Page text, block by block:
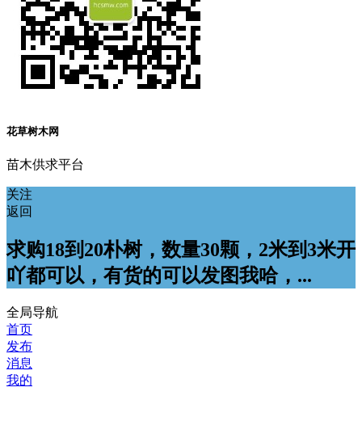
花草树木网
苗木供求平台
关注
返回
求购18到20朴树，数量30颗，2米到3米开
吖都可以，有货的可以发图我哈，...
全局导航
首页
发布
消息
我的